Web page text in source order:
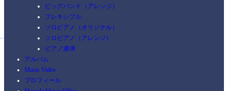
ビッグバンド（アレンジ）
フレキシブル
ソロピアノ（オリジナル）
ソロピアノ（アレンジ）
ピアノ連弾
アルバム
Music Video
プロフィール